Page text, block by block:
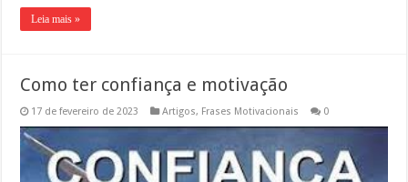
Leia mais »
Como ter confiança e motivação
17 de fevereiro de 2023 Artigos, Frases Motivacionais 0